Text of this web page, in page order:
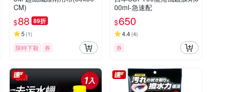
CM)
$88 89折
5 (1)
限時下殺 券
00ml-急速配
$650
4.4(4)
券